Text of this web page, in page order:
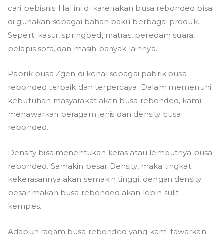
cari pebisnis. Hal ini di karenakan busa rebonded bisa
di gunakan sebagai bahan baku berbagai produk.
Seperti kasur, springbed, matras, peredam suara,
pelapis sofa, dan masih banyak lainnya.
Pabrik busa Zgen di kenal sebagai pabrik busa
rebonded terbaik dan terpercaya. Dalam memenuhi
kebutuhan masyarakat akan busa rebonded, kami
menawarkan beragam jenis dan density busa
rebonded.
Density bisa menentukan keras atau lembutnya busa
rebonded. Semakin besar Density, maka tingkat
kekerasannya akan semakin tinggi, dengan density
besar makan busa rebonded akan lebih sulit
kempes.
Adapun ragam busa rebonded yang kami tawarkan